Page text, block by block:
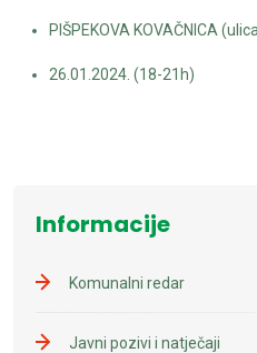
PIŠPEKOVA KOVAČNICA
26.01.2024. (18-21h)
Informacije
Komunalni redar
Javni pozivi i natječaji